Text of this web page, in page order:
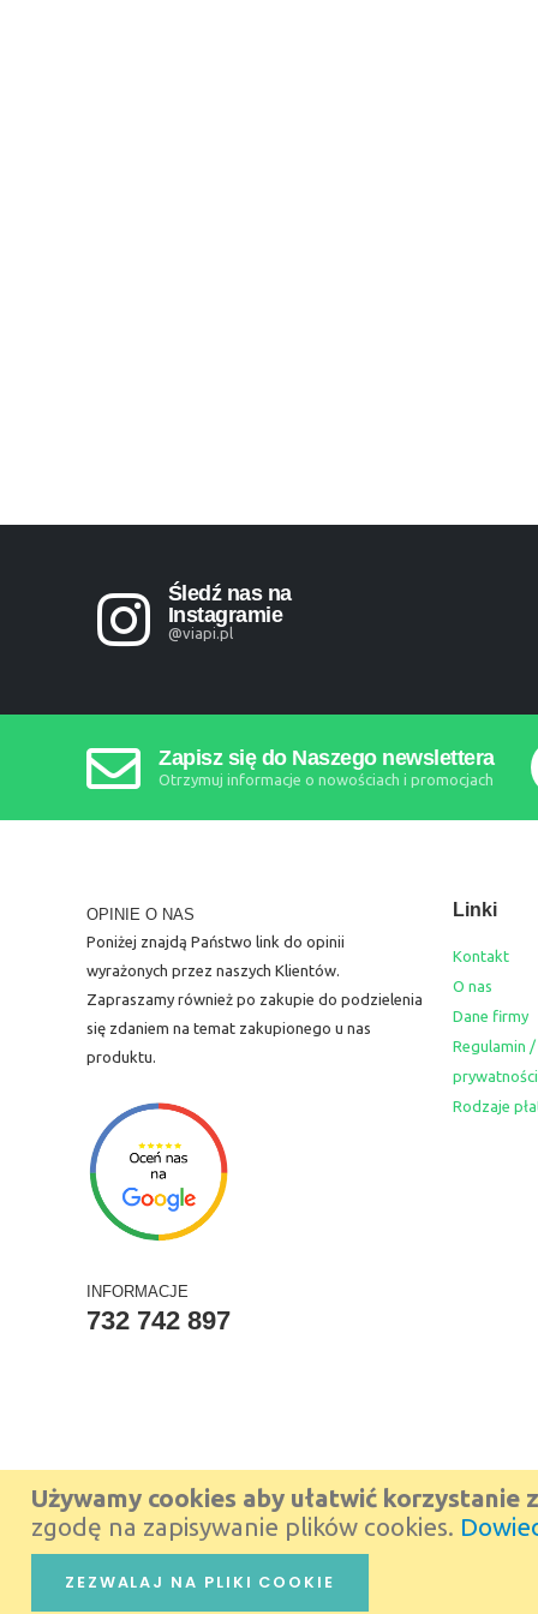
Używamy cookies aby ułatwić korzystanie
zgodę na zapisywanie plików cookies.
ZEZWALAJ NA PLIKI COOKIE
Śledź nas na
Instagramie
@viapi.pl
Zapisz się do Naszego newslettera
Otrzymuj informacje o nowościach i promocjach
OPINIE O NAS
Poniżej znajdą Państwo link do opinii
wyrażonych przez naszych Klientów.
Zapraszamy również po zakupie do podzielenia
się zdaniem na temat zakupionego u nas
produktu.
INFORMACJE
732 742 897
Linki
Kontakt
O nas
Dane firmy
Regulamin
prywatności
Rodzaje